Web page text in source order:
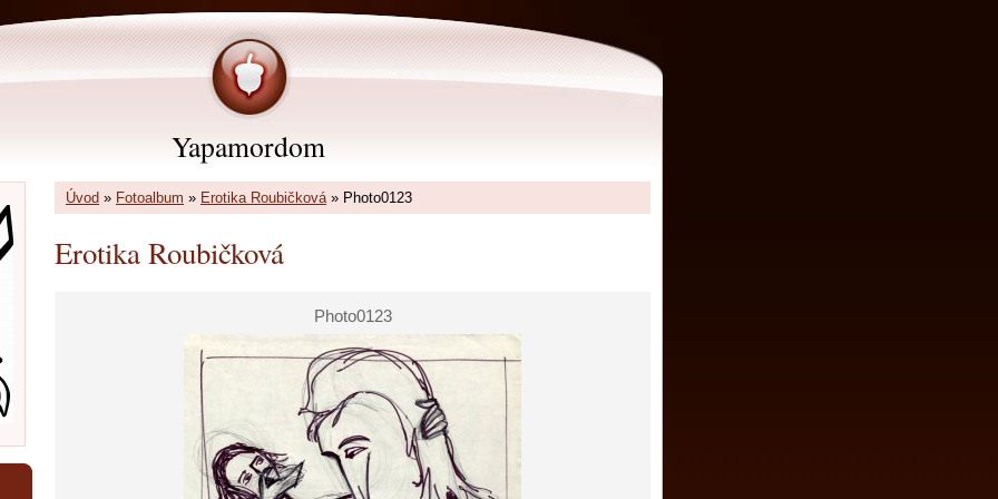
Yapamordom
Úvod » Fotoalbum » Erotika Roubičková» Photo0123
Erotika Roubičková
Photo0123